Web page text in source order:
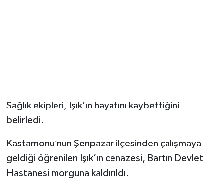
Sağlık ekipleri, Işık’ın hayatını kaybettiğini
belirledi.
Kastamonu’nun Şenpazar ilçesinden çalışmaya
geldiği öğrenilen Işık’ın cenazesi, Bartın Devlet
Hastanesi morguna kaldırıldı.